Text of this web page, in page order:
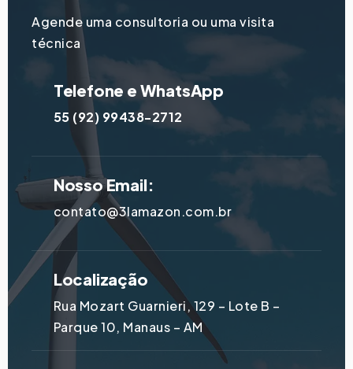
Agende uma consultoria ou uma visita
técnica
Telefone e WhatsApp
55 (92) 99438-2712
Nosso Email:
contato@3lamazon.com.br
Localização
Rua Mozart Guarnieri, 129 – Lote B –
Parque 10, Manaus – AM